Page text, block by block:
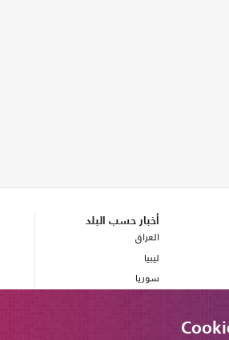
أخبار حسب البلد
العراق
ليبيا
سوريا